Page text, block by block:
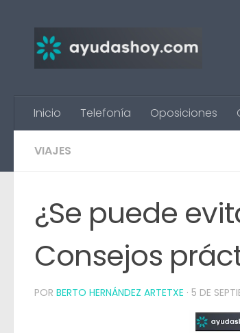
Inicio Telefonía Oposiciones
VIAJES
¿Se puede
Consejos
POR BERTO HERNÁNDEZ ARTETXE · 5 DE